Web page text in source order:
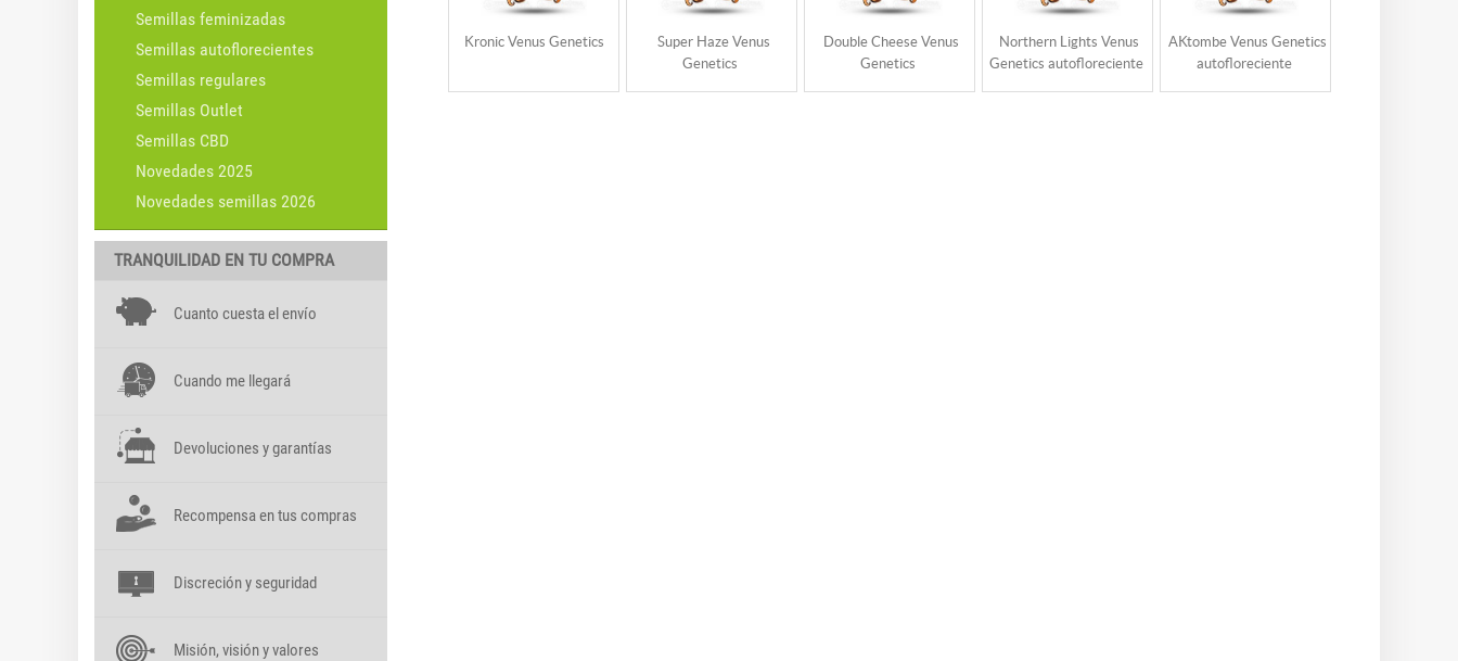
Semillas feminizadas
Semillas autoflorecientes
Semillas regulares
Semillas Outlet
Semillas CBD
Novedades 2025
Novedades semillas 2026
TRANQUILIDAD EN TU COMPRA
Cuanto cuesta el envío
Cuando me llegará
Devoluciones y garantías
Recompensa en tus compras
Discreción y seguridad
Misión, visión y valores
Kronic Venus Genetics
Super Haze Venus
Genetics
Double Cheese Venus
Genetics
Northern Lights Venus
Genetics autofloreciente
AKtombe Venus Genetics
autofloreciente